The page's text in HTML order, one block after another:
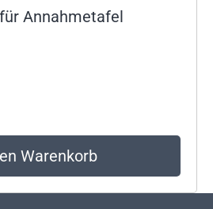
Annahmetafel
Warenkorb